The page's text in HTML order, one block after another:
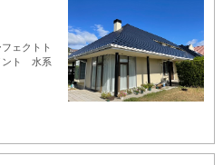
ェクトト
ト 水系